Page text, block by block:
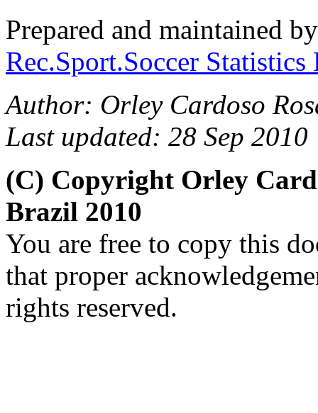
Prepared and maintained
Rec.Sport.Soccer Statistics
Author: OrleyCardoso
Last updated: 28 Sep 2010
(C) Copyright Orley
Brazil 2010
You are free to copy this
that proper
rights reserved.